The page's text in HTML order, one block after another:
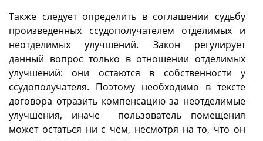
Также следует определить в соглашении судьбу
произведенных ссудополучателем отделимых и
неотделимых улучшений. Закон регулирует
данный вопрос только в отношении отделимых
улучшений: они остаются в собственности у
ссудополучателя. Поэтому необходимо в тексте
договора отразить компенсацию за неотделимые
улучшения, иначе пользователь помещения
может остаться ни с чем, несмотря на то, что он